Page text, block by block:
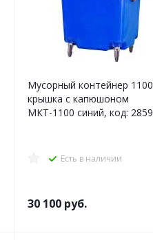
Мусорный контейнер
крышка с капюшоном
МКТ-1100 синий, код:
Есть в наличии
30 100 руб.